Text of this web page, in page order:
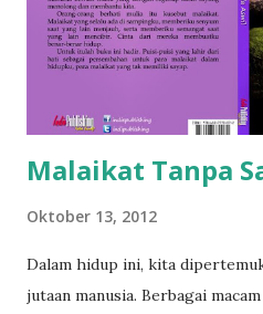
masalah-masalah yang
kemarin dari kemarin, serta
Hanya membuatnya pusing.
Malaikat Tanpa
Oktober 13, 2012
Dalam hidup ini, kita
jutaan manusia. Berbagai